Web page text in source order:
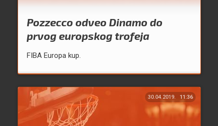
Pozzecco odveo Dinamo do
prvog europskog trofeja
FIBA Europa kup.
30.04.2019. 11:36